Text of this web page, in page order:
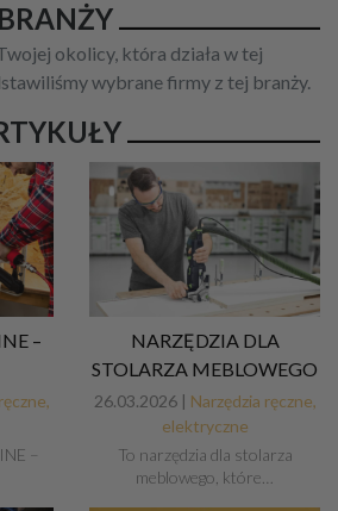
okolicy, która działa w tej
wybrane firmy z tej branży.
–
–
NARZĘDZIA DLA
STOLARZA MEBLOWEGO
26.03.2026 | Narzędzia ręczne,
elektryczne
To narzędzia dla stolarza
meblowego, które…